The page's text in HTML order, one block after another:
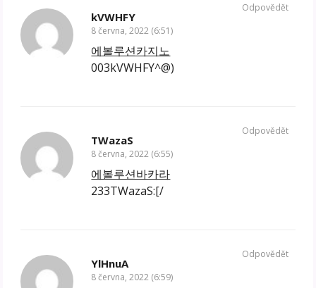
kVWHFY
8 června, 2022 (6:51)
에볼루션카지노
003kVWHFY^@)
Odpovědět
TWazaS
8 června, 2022 (6:55)
에볼루션바카라
233TWazaS:[/
Odpovědět
YlHnuA
8 června, 2022 (6:59)
Odpovědět